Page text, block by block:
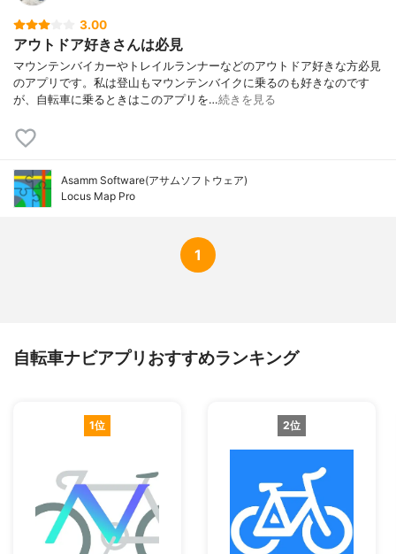
3.00
アウトドア好きさんは必見
マウンテンバイカーやトレイルランナーなどのアウトドア好きな方必見
のアプリです。私は登山もマウンテンバイクに乗るのも好きなのです
が、自転車に乗るときはこのアプリを…続きを見る
Asamm Software(アサムソフトウェア)
Locus Map Pro
1
自転車ナビアプリおすすめランキング
1位 2位